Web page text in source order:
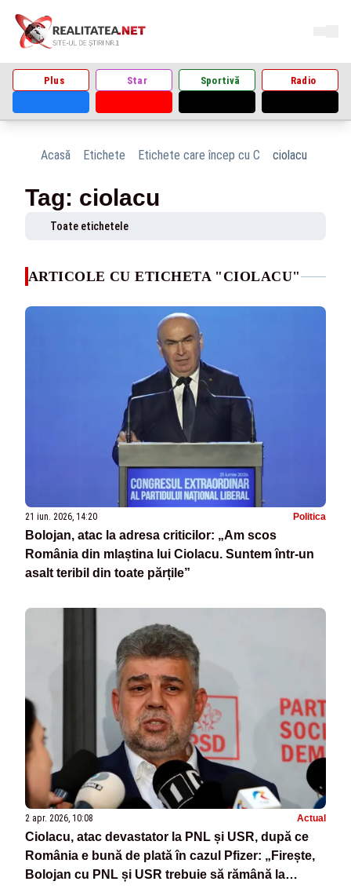
Plus Star Sportivă Radio
Acasă Etichete Etichete care încep cu C ciolacu
Tag: ciolacu
Toate etichetele
ARTICOLE CU ETICHETA "CIOLACU"
21 iun. 2026, 14:20 Politica
Bolojan, atac la adresa criticilor: „Am scos
România din mlaștina lui Ciolacu. Suntem într-un
asalt teribil din toate părțile”
2 apr. 2026, 10:08 Actual
Ciolacu, atac devastator la PNL și USR, după ce
România e bună de plată în cazul Pfizer: „Firește,
Bolojan cu PNL și USR trebuie să rămână la